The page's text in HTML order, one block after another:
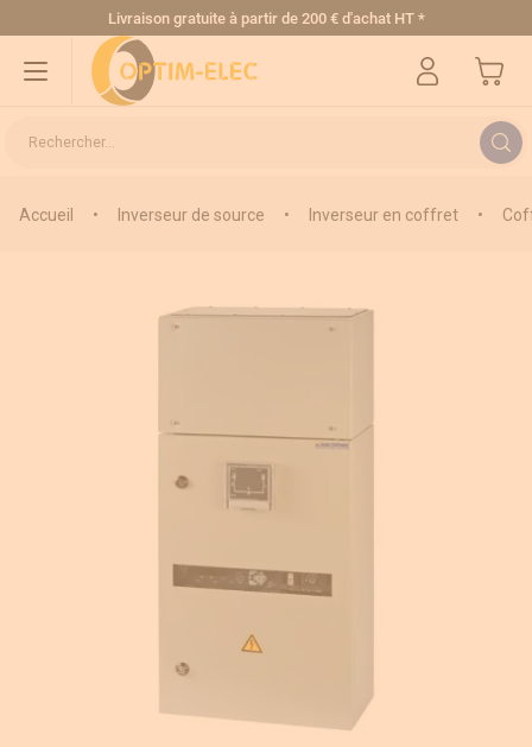
Allez au contenuLivraison gratuite à partir de 200 € d'achat HT *
Mon
Rechercher...
Accueil • Inverseur de source • Inverseur en coffret •